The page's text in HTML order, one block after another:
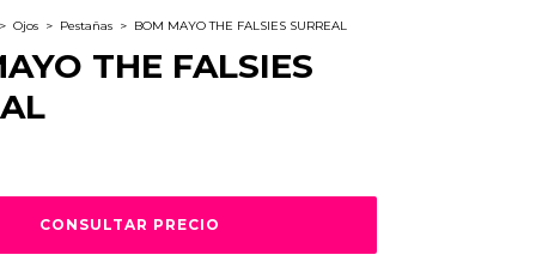
> Ojos > Pestañas > BOM MAYO THE FALSIES SURREAL
THE FALSIES